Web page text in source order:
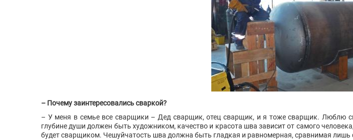
– Почему заинтересовались сваркой?
– У меня в семье все сварщики – Дед сварщик, отец сварщик, и я тоже сварщик. Люблю
глубине души должен быть художником, качество и красота шва зависит от самого
будет сварщиком. Чешуйчатость шва должна быть гладкая и равномерная, сравнимая